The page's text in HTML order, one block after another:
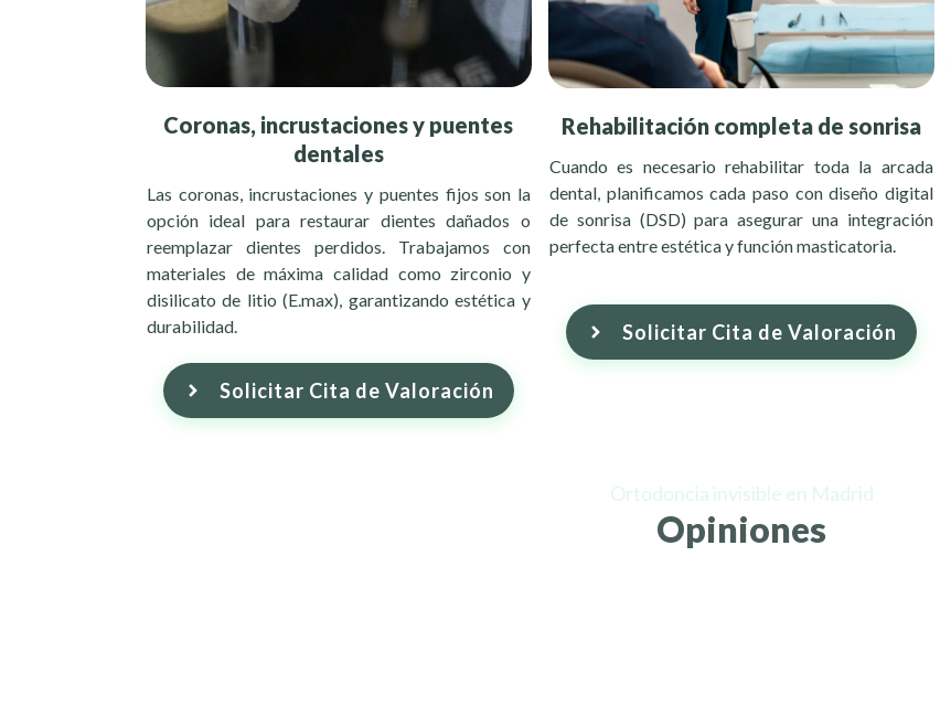
Coronas, incrustaciones y puentes
dentales
Las coronas, incrustaciones y puentes fijos son la
opción ideal para restaurar dientes dañados o
reemplazar dientes perdidos. Trabajamos con
materiales de máxima calidad como zirconio y
disilicato de litio (E.max), garantizando estética y
durabilidad.
Solicitar Cita de Valoración
Rehabilitación completa de sonrisa
Cuando es necesario rehabilitar toda la arcada
dental, planificamos cada paso con diseño digital
de sonrisa (DSD) para asegurar una integración
perfecta entre estética y función masticatoria.
Solicitar Cita de Valoración
Ortodoncia invisible en Madrid
Opiniones